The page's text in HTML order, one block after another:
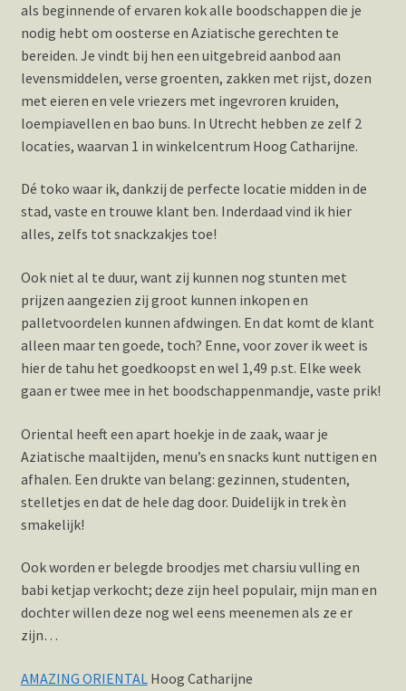
als beginnende of ervaren kok alle boodschappen die je
nodig hebt om oosterse en Aziatische gerechten te
bereiden. Je vindt bij hen een uitgebreid aanbod aan
levensmiddelen, verse groenten, zakken met rijst, dozen
met eieren en vele vriezers met ingevroren kruiden,
loempiavellen en bao buns. In Utrecht hebben ze zelf 2
locaties, waarvan 1 in winkelcentrum Hoog Catharijne.
Dé toko waar ik, dankzij de perfecte locatie midden in de
stad, vaste en trouwe klant ben. Inderdaad vind ik hier
alles, zelfs tot snackzakjes toe!
Ook niet al te duur, want zij kunnen nog stunten met
prijzen aangezien zij groot kunnen inkopen en
palletvoordelen kunnen afdwingen. En dat komt de klant
alleen maar ten goede, toch? Enne, voor zover ik weet is
hier de tahu het goedkoopst en wel 1,49 p.st. Elke week
gaan er twee mee in het boodschappenmandje, vaste prik!
Oriental heeft een apart hoekje in de zaak, waar je
Aziatische maaltijden, menu’s en snacks kunt nuttigen en
afhalen. Een drukte van belang: gezinnen, studenten,
stelletjes en dat de hele dag door. Duidelijk in trek èn
smakelijk!
Ook worden er belegde broodjes met charsiu vulling en
babi ketjap verkocht; deze zijn heel populair, mijn man en
dochter willen deze nog wel eens meenemen als ze er
zijn…
AMAZING ORIENTALHoog Catharijne